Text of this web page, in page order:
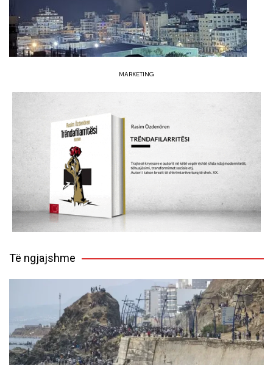
MARKETING
Të ngjajshme